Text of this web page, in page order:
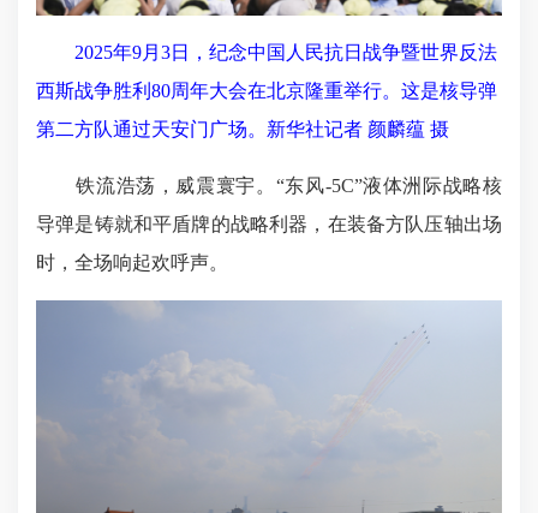
2025年9月3日，纪念中国人民抗日战争暨世界反法
西斯战争胜利80周年大会在北京隆重举行。这是核导弹
第二方队通过天安门广场。新华社记者 颜麟蕴 摄
铁流浩荡，威震寰宇。“东风-5C”液体洲际战略核
导弹是铸就和平盾牌的战略利器，在装备方队压轴出场
时，全场响起欢呼声。